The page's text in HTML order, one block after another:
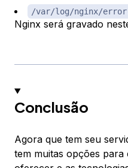
/var/log/nginx/
Nginx será gravado
Conclusão
Agora que tem seu
tem muitas opções